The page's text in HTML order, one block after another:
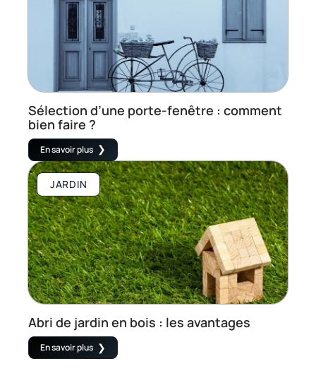
Sélection d’une porte-fenêtre : comment
bien faire ?
En savoir plus
JARDIN
Abri de jardin en bois : les avantages
En savoir plus